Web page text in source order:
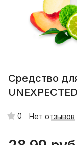
Средство
0 Нет отзывов